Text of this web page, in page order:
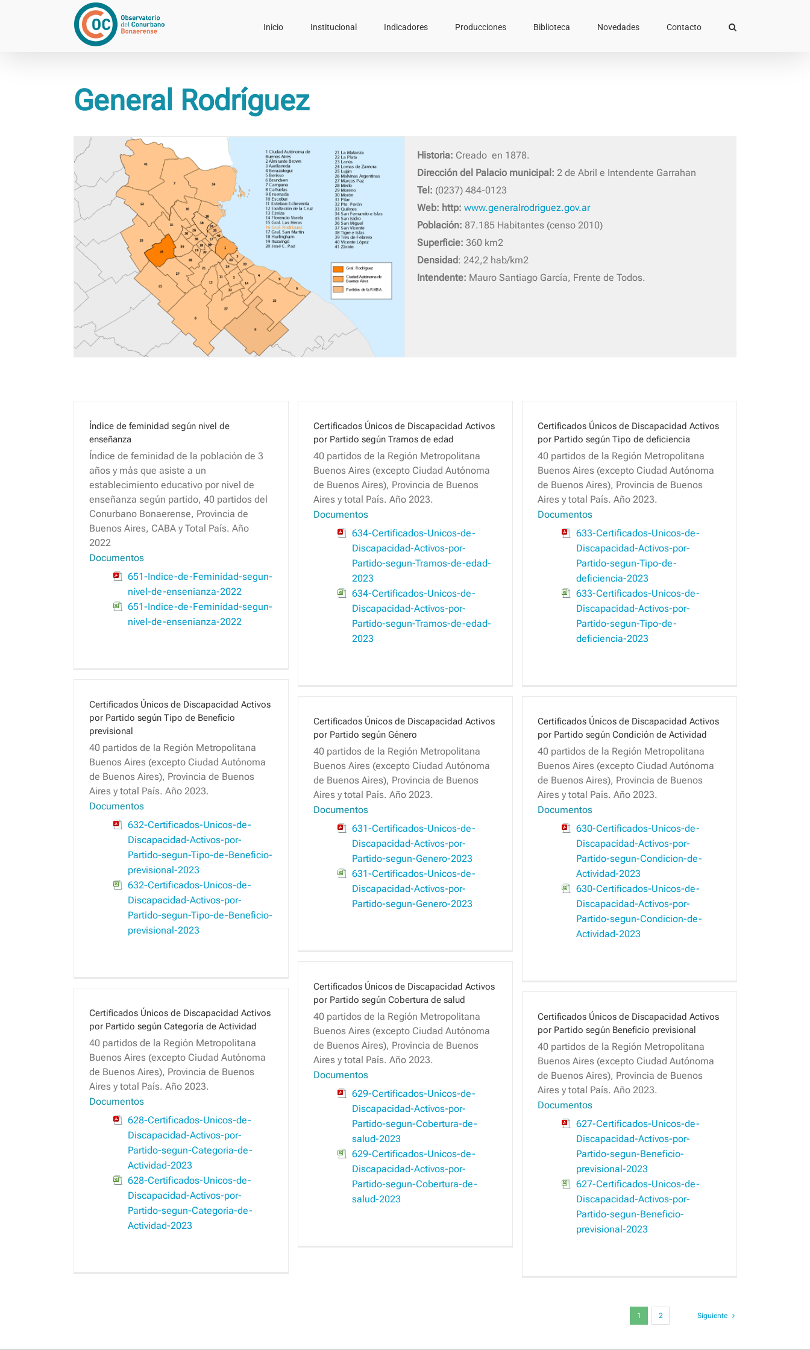
Inicio Institucional Indicadores Producciones Biblioteca Novedades Contacto
General Rodríguez
Historia: Creado en 1878.
Dirección del Palacio municipal: 2 de Abril e Intendente Garrahan
Tel: (0237) 484-0123
Web: http: www.generalrodriguez.gov.ar
Población: 87.185 Habitantes (censo 2010)
Superficie: 360 km2
Densidad: 242,2 hab/km2
Intendente: Mauro Santiago García, Frente de Todos.
Índice de feminidad según nivel de
enseñanza
Índice de feminidad de la población de 3
años y más que asiste a un
establecimiento educativo por nivel de
enseñanza según partido, 40 partidos del
Conurbano Bonaerense, Provincia de
Buenos Aires, CABA y Total País. Año
2022
Documentos
651-Indice-de-Feminidad-segun-
nivel-de-ensenianza-2022
651-Indice-de-Feminidad-segun-
nivel-de-ensenianza-2022
Certificados Únicos de Discapacidad Activos
por Partido según Tramos de edad
40 partidos de la Región Metropolitana
Buenos Aires (excepto Ciudad Autónoma
de Buenos Aires), Provincia de Buenos
Aires y total País. Año 2023.
Documentos
634-Certificados-Unicos-de-
Discapacidad-Activos-por-
Partido-segun-Tramos-de-edad-
2023
634-Certificados-Unicos-de-
Discapacidad-Activos-por-
Partido-segun-Tramos-de-edad-
2023
Certificados Únicos de Discapacidad Activos
por Partido según Tipo de deficiencia
40 partidos de la Región Metropolitana
Buenos Aires (excepto Ciudad Autónoma
de Buenos Aires), Provincia de Buenos
Aires y total País. Año 2023.
Documentos
633-Certificados-Unicos-de-
Discapacidad-Activos-por-
Partido-segun-Tipo-de-
deficiencia-2023
633-Certificados-Unicos-de-
Discapacidad-Activos-por-
Partido-segun-Tipo-de-
deficiencia-2023
Certificados Únicos de Discapacidad Activos
por Partido según Tipo de Beneficio
previsional
40 partidos de la Región Metropolitana
Buenos Aires (excepto Ciudad Autónoma
de Buenos Aires), Provincia de Buenos
Aires y total País. Año 2023.
Documentos
632-Certificados-Unicos-de-
Discapacidad-Activos-por-
Partido-segun-Tipo-de-Beneficio-
previsional-2023
632-Certificados-Unicos-de-
Discapacidad-Activos-por-
Partido-segun-Tipo-de-Beneficio-
previsional-2023
Certificados Únicos de Discapacidad Activos
por Partido según Género
40 partidos de la Región Metropolitana
Buenos Aires (excepto Ciudad Autónoma
de Buenos Aires), Provincia de Buenos
Aires y total País. Año 2023.
Documentos
631-Certificados-Unicos-de-
Discapacidad-Activos-por-
Partido-segun-Genero-2023
631-Certificados-Unicos-de-
Discapacidad-Activos-por-
Partido-segun-Genero-2023
Certificados Únicos de Discapacidad Activos
por Partido según Condición de Actividad
40 partidos de la Región Metropolitana
Buenos Aires (excepto Ciudad Autónoma
de Buenos Aires), Provincia de Buenos
Aires y total País. Año 2023.
Documentos
630-Certificados-Unicos-de-
Discapacidad-Activos-por-
Partido-segun-Condicion-de-
Actividad-2023
630-Certificados-Unicos-de-
Discapacidad-Activos-por-
Partido-segun-Condicion-de-
Actividad-2023
Certificados Únicos de Discapacidad Activos
por Partido según Cobertura de salud
40 partidos de la Región Metropolitana
Buenos Aires (excepto Ciudad Autónoma
de Buenos Aires), Provincia de Buenos
Aires y total País. Año 2023.
Documentos
629-Certificados-Unicos-de-
Discapacidad-Activos-por-
Partido-segun-Cobertura-de-
salud-2023
629-Certificados-Unicos-de-
Discapacidad-Activos-por-
Partido-segun-Cobertura-de-
salud-2023
Certificados Únicos de Discapacidad Activos
por Partido según Categoría de Actividad
40 partidos de la Región Metropolitana
Buenos Aires (excepto Ciudad Autónoma
de Buenos Aires), Provincia de Buenos
Aires y total País. Año 2023.
Documentos
628-Certificados-Unicos-de-
Discapacidad-Activos-por-
Partido-segun-Categoria-de-
Actividad-2023
628-Certificados-Unicos-de-
Discapacidad-Activos-por-
Partido-segun-Categoria-de-
Actividad-2023
Certificados Únicos de Discapacidad Activos
por Partido según Beneficio previsional
40 partidos de la Región Metropolitana
Buenos Aires (excepto Ciudad Autónoma
de Buenos Aires), Provincia de Buenos
Aires y total País. Año 2023.
Documentos
627-Certificados-Unicos-de-
Discapacidad-Activos-por-
Partido-segun-Beneficio-
previsional-2023
627-Certificados-Unicos-de-
Discapacidad-Activos-por-
Partido-segun-Beneficio-
previsional-2023
1 2 Siguiente